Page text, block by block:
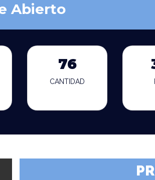
Abierto
76
CANTIDAD